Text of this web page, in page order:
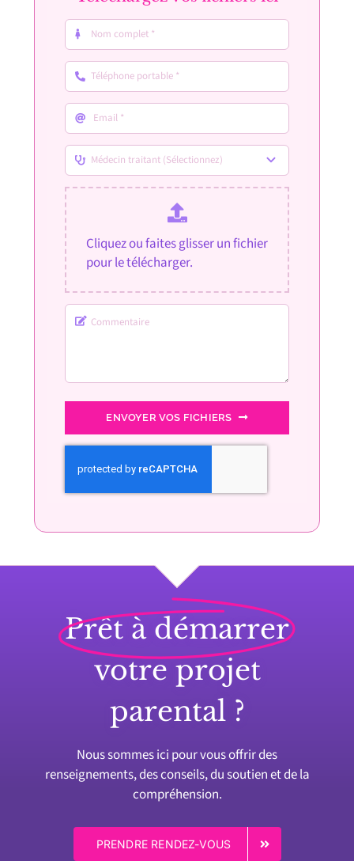
Cliquez ou faites glisser un fichier
pour le télécharger.
ENVOYER VOS FICHIERS
Prêt à démarrer
votre projet
parental ?
Nous sommes ici pour vous offrir des
renseignements, des conseils, du soutien et de la
compréhension.
PRENDRE RENDEZ-VOUS